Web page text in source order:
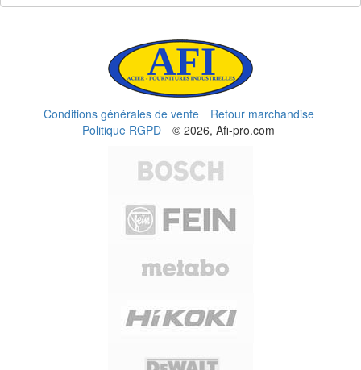
Conditions générales de vente
Retour marchandise
Politique RGPD
© 2026, Afi-pro.com